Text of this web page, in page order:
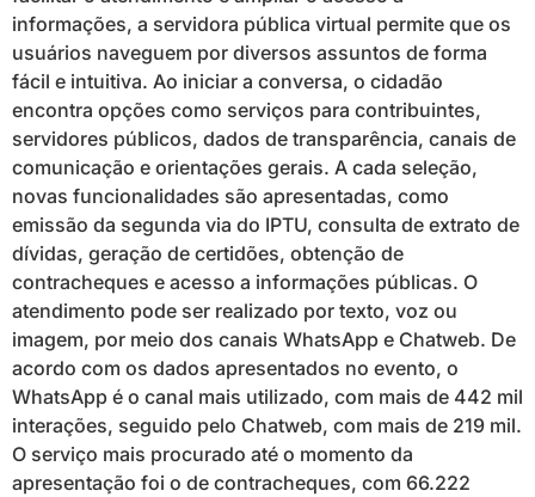
informações, a servidora pública virtual permite que os
usuários naveguem por diversos assuntos de forma
fácil e intuitiva. Ao iniciar a conversa, o cidadão
encontra opções como serviços para contribuintes,
servidores públicos, dados de transparência, canais de
comunicação e orientações gerais. A cada seleção,
novas funcionalidades são apresentadas, como
emissão da segunda via do IPTU, consulta de extrato de
dívidas, geração de certidões, obtenção de
contracheques e acesso a informações públicas. O
atendimento pode ser realizado por texto, voz ou
imagem, por meio dos canais WhatsApp e Chatweb. De
acordo com os dados apresentados no evento, o
WhatsApp é o canal mais utilizado, com mais de 442 mil
interações, seguido pelo Chatweb, com mais de 219 mil.
O serviço mais procurado até o momento da
apresentação foi o de contracheques, com 66.222